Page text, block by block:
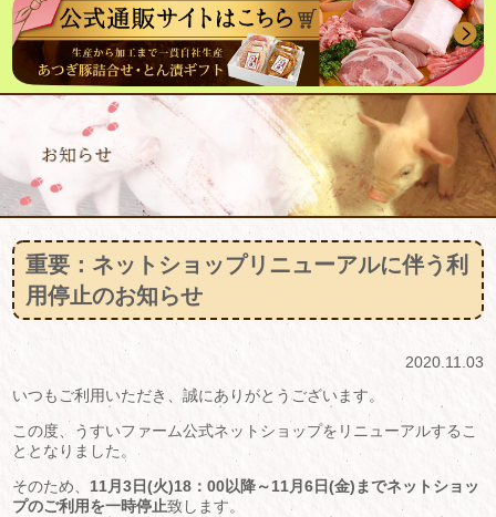
重要：ネットショップリニューアルに伴う利
用停止のお知らせ
2020.11.03
いつもご利用いただき、誠にありがとうございます。
この度、うすいファーム公式ネットショップをリニューアルするこ
ととなりました。
そのため、 11月3日(火)18：00以降～11月6日(金)までネットショッ
プのご利用を一時停止致します。